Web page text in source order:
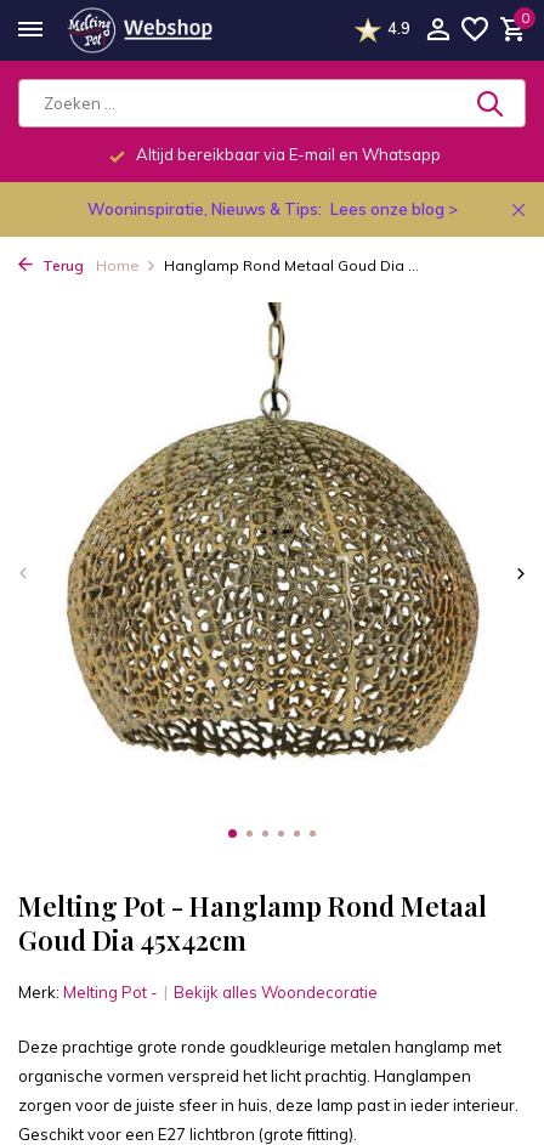
4.9
0
Altijd bereikbaar via E-mail en Whatsapp
Wooninspiratie, Nieuws & Tips: Lees onze blog >
Terug Home Hanglamp Rond Metaal Goud Dia ...
Melting Pot - Hanglamp Rond Metaal
Goud Dia 45x42cm
Merk: Melting Pot - Bekijk alles Woondecoratie
Deze prachtige grote ronde goudkleurige metalen hanglamp met
organische vormen verspreid het licht prachtig. Hanglampen
zorgen voor de juiste sfeer in huis, deze lamp past in ieder interieur.
Geschikt voor een E27 lichtbron (grote fitting).